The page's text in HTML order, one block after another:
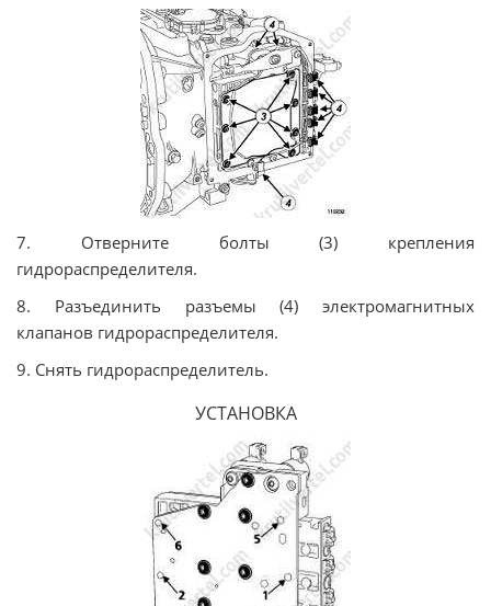
7. Отверните болты (3) крепления
гидрораспределителя.
8. Разъединить разъемы (4) электромагнитных
клапанов гидрораспределителя.
9. Снять гидрораспределитель.
УСТАНОВКА